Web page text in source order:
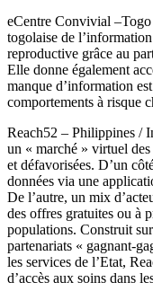
eCentre Convivial
togolaise de
reproductive grâce au
Elle donne également
manque d’information
comportements à risque
Reach52 – Philippines /
un « marché » virtuel
et défavorisées. D’un
données via une
De l’autre, un mix
des offres gratuites ou à
populations. Construit
partenariats « gagnant-
les services de l’Etat,
d’accès aux soins dans